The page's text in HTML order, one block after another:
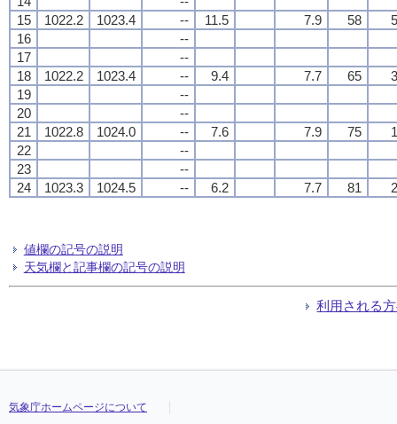
15
1022.2 1023.4 -- 11.5 7.9 58
16
--
17
--
18
1022.2 1023.4 -- 9.4 7.7 65
19
--
20
--
21
1022.8 1024.0 -- 7.6 7.9 75
22
--
23
--
24
1023.3 1024.5 -- 6.2 7.7 81
値欄の記号の説明
天気欄と記事欄の記号の説明
利用される
気象庁ホームページについて